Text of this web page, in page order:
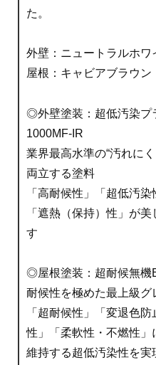
た。
外壁：ニュートラルホワ
屋根：キャビアブラウン
◎外壁塗装：超低汚染プ
1000MF-IR
業界最高水準の“汚れに
両立する塗料
「高耐候性」「超低汚
「遮熱（保持）性」が
す
◎屋根塗装：超耐候無機
耐候性を極めた最上級グ
「超耐候性」「変退色
性」「柔軟性・不燃性」
維持する超低汚染性を実